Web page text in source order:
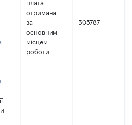
плата
отримана
за
основним
місцем
роботи
305787